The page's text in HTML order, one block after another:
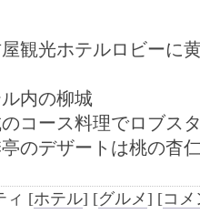
観光ホテルロビーに
内の柳城
コース料理でロブス
のデザートは桃の杳
ィ [ホテル] [グルメ] [コメ